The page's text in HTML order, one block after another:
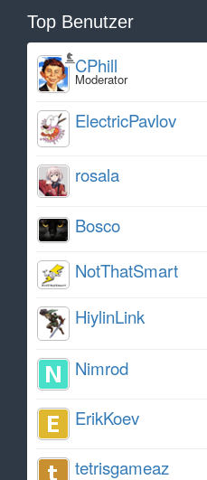
Top Benutzer
CPhill
Moderator
ElectricPavlov
rosala
Bosco
NotThatSmart
HiylinLink
Nimrod
ErikKoev
tetrisgameaz